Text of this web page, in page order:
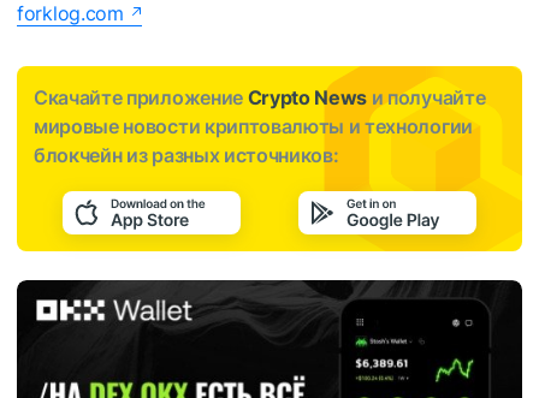
forklog.com
Скачайте приложение Crypto News и получайте
мировые новости криптовалюты и технологии
блокчейн из разных источников: